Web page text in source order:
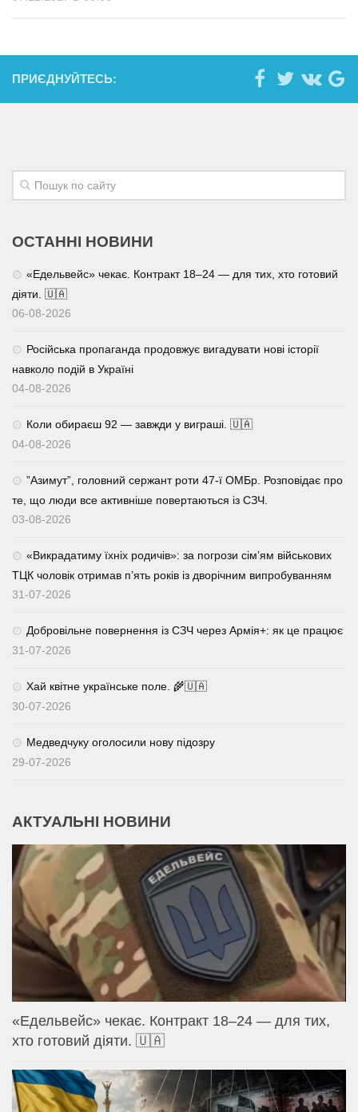
ПРИЄДНУЙТЕСЬ:
ОСТАННІ НОВИНИ
«Едельвейс» чекає. Контракт 18–24 — для тих, хто готовий
діяти. 🇺🇦
06-08-2026
Російська пропаганда продовжує вигадувати нові історії
навколо подій в Україні
04-08-2026
Коли обираєш 92 — завжди у виграші. 🇺🇦
04-08-2026
⁨”Азимут”, головний сержант роти 47-ї ОМБр. Розповідає про
те, що люди все активніше повертаються із СЗЧ.
03-08-2026
«Викрадатиму їхніх родичів»: за погрози сім’ям військових
ТЦК чоловік отримав п’ять років із дворічним випробуванням
31-07-2026
Добровільне повернення із СЗЧ через Армія+: як це працює
31-07-2026
Хай квітне українське поле. 🌾🇺🇦
30-07-2026
Медведчуку оголосили нову підозру
29-07-2026
АКТУАЛЬНІ НОВИНИ
«Едельвейс» чекає. Контракт 18–24 — для тих,
хто готовий діяти. 🇺🇦